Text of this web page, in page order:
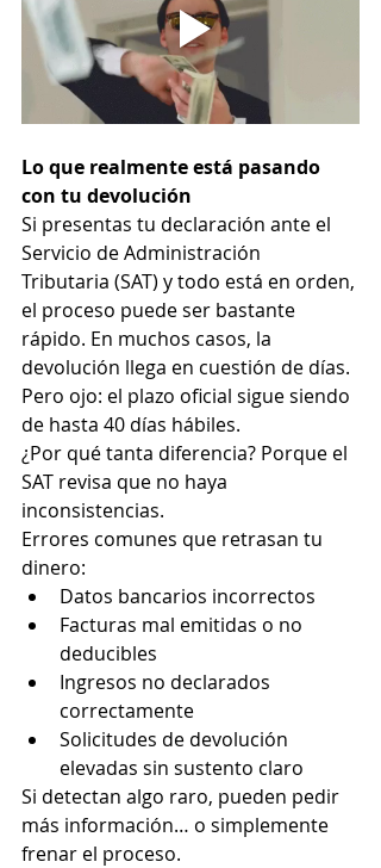
Lo que realmente está pasando
con tu devolución
Si presentas tu declaración ante el
Servicio de Administración
Tributaria (SAT) y todo está en orden,
el proceso puede ser bastante
rápido. En muchos casos, la
devolución llega en cuestión de días.
Pero ojo: el plazo oficial sigue siendo
de hasta 40 días hábiles.
¿Por qué tanta diferencia? Porque el
SAT revisa que no haya
inconsistencias.
Errores comunes que retrasan tu
dinero:
Datos bancarios incorrectos
Facturas mal emitidas o no
deducibles
Ingresos no declarados
correctamente
Solicitudes de devolución
elevadas sin sustento claro
Si detectan algo raro, pueden pedir
más información… o simplemente
frenar el proceso.